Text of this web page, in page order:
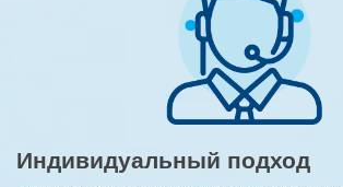
Индивидуальный подход